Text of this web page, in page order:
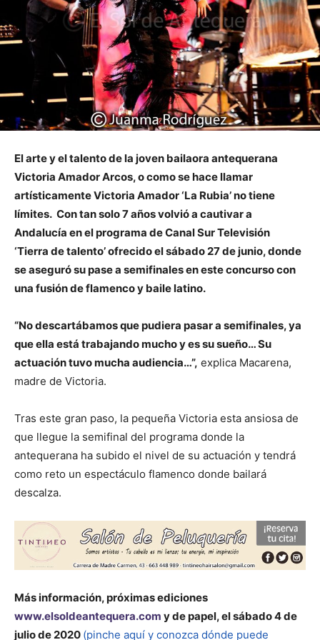
El arte y el talento de la joven bailaora antequerana
Victoria Amador Arcos, o como se hace llamar
artísticamente Victoria Amador ‘La Rubia’ no tiene
límites. Con tan solo 7 años volvió a cautivar a
Andalucía en el programa de Canal Sur Televisión
‘Tierra de talento’ ofrecido el sábado 27 de junio, donde
se aseguró su pase a semifinales en este concurso con
una fusión de flamenco y baile latino.
“No descartábamos que pudiera pasar a semifinales, ya
que ella está trabajando mucho y es su sueño… Su
actuación tuvo mucha audiencia…”, explica Macarena,
madre de Victoria.
Tras este gran paso, la pequeña Victoria esta ansiosa de
que llegue la semifinal del programa donde la
antequerana ha subido el nivel de su actuación y tendrá
como reto un espectáculo flamenco donde bailará
descalza.
Más información, próximas ediciones
www.elsoldeantequera.com y de papel, el sábado 4 de
julio de 2020 (pinche aquí y conozca dónde puede